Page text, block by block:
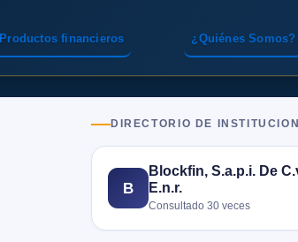
Productos financieros ¿Quiénes Somos?
DIRECTORIO DE
B
Blockfin, S.a.p.i. De
E.n.r.
Consultado 30 veces